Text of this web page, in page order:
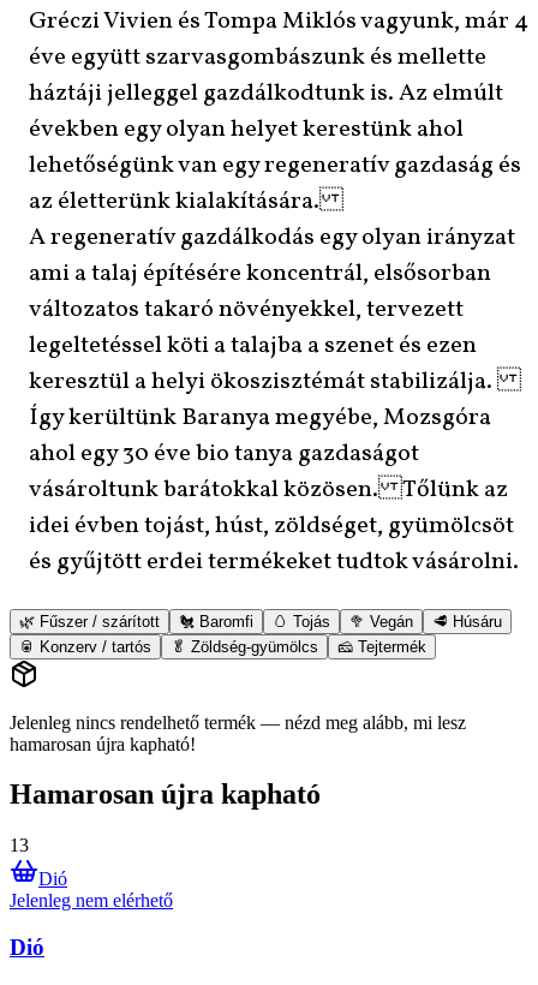
Gréczi Vivien és Tompa Miklós vagyunk, már 4
éve együtt szarvasgombászunk és mellette
háztáji jelleggel gazdálkodtunk is. Az elmúlt
években egy olyan helyet kerestünk ahol
lehetőségünk van egy regeneratív gazdaság és
az életterünk kialakítására.
A regeneratív gazdálkodás egy olyan irányzat
ami a talaj építésére koncentrál, elsősorban
változatos takaró növényekkel, tervezett
legeltetéssel köti a talajba a szenet és ezen
keresztül a helyi ökoszisztémát stabilizálja.
Így kerültünk Baranya megyébe, Mozsgóra
ahol egy 30 éve bio tanya gazdaságot
vásároltunk barátokkal közösen. Tőlünk az
idei évben tojást, húst, zöldséget, gyümölcsöt
és gyűjtött erdei termékeket tudtok vásárolni.
🌿 Fűszer / szárított 🐔 Baromfi 🥚 Tojás 🥦 Vegán
🥩 Húsáru
🥫 Konzerv / tartós
🥬 Zöldség-gyümölcs 🧀 Tejtermék
Jelenleg nincs rendelhető termék — nézd meg alább, mi lesz
hamarosan újra kapható!
Hamarosan újra kapható
13
Dió
Jelenleg nem elérhető
Dió